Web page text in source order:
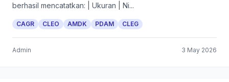
berhasil mencatatkan: | Ukuran | Ni...
CAGR CLEO AMDK PDAM CLEG
Admin 3 May 2026